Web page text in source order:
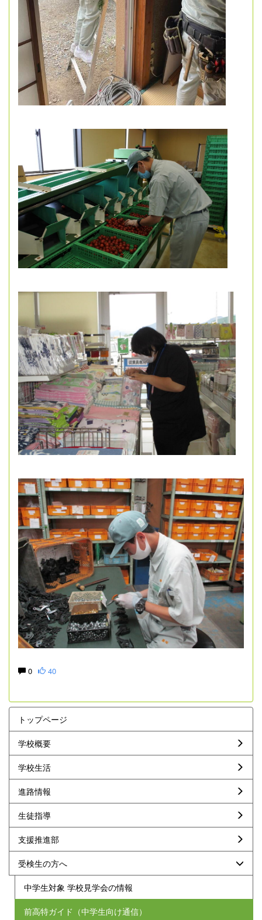
0 40
トップページ
学校概要
学校生活
進路情報
生徒指導
支援推進部
受検生の方へ
中学生対象 学校見学会の情報
前高特ガイド（中学生向け通信）